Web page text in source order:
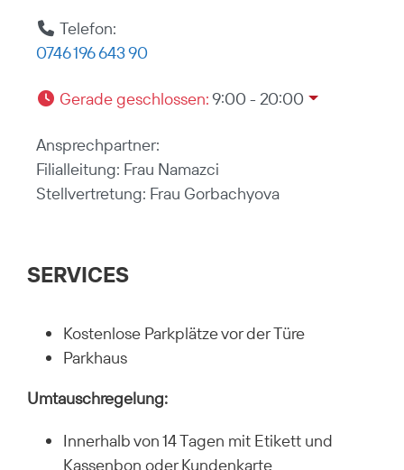
Telefon:
0746 196 643 90
Gerade geschlossen:9:00 - 20:00
Ansprechpartner:
Filialleitung: Frau Namazci
Stellvertretung: Frau Gorbachyova
SERVICES
Kostenlose Parkplätze vor der Türe
Parkhaus
Umtauschregelung:
Innerhalb von 14 Tagen mit Etikett und
Kassenbon oder Kundenkarte